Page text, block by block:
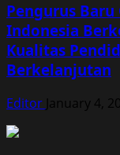
Pengurus Baru
Indonesia
Kualitas
Berkelanjutan
Editor January 4,